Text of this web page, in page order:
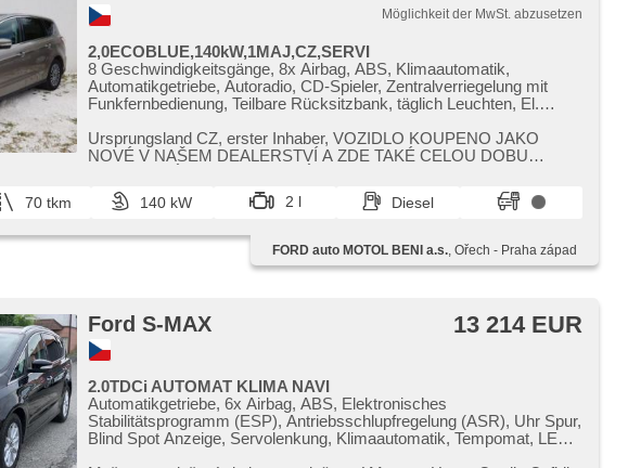
Möglichkeit der MwSt. abzusetzen
2,0ECOBLUE,140kW,1MAJ,CZ,SERVI
8 Geschwindigkeitsgänge, 8x Airbag, ABS, Klimaautomatik,
Automatikgetriebe, Autoradio, CD-Spieler, Zentralverriegelung mit
Funkfernbedienung, Teilbare Rücksitzbank, täglich Leuchten, El.
Spiegel, Uhr Spur, Blind Spot Anzeige, Wegfahrsperre,
Nebelscheinwerfer, Multifunktionslenkrad, Lenkrad einstellbar,
(ASR), Scheibenwischersensor, Lichtsensor, Reifendrucksensor,
Elektronisches Stabilitätsprogramm (ESP), starten per Taste,
Sitze, beheizte Frontscheibe, beheizte Lenkrad, höheneinstellbare
Sitze, hands free, 2-Zonen Klimaanlage, Bluetooth, Start-Stop
System, Überwachung der Ermüdung des Fahrers, parkovací
rozjezdu do kopce (HSA), LED denní svícení, Android Auto, Apple
CarPlay, elektronická ruční brzda, LED adaptivní světlomety,
Alufelgen
Ursprungsland CZ,​ erster Inhaber,​ VOZIDLO KOUPENO JAKO
NOVÉ V NAŠEM DEALERSTVÍ A ZDE TAKÉ CELOU DOBU
70 tkm 140 kW 2 l Diesel
FORD auto MOTOL BENI a.s., Ořech - Praha západ
Ford S-MAX 13 214 EUR
2.0TDCi AUTOMAT KLIMA NAVI
Automatikgetriebe, 6x Airbag, ABS, Elektronisches
Stabilitätsprogramm (ESP), Antriebsschlupfregelung (ASR), Uhr Spur,
Blind Spot Anzeige, Servolenkung, Klimaautomatik, Tempomat, LED